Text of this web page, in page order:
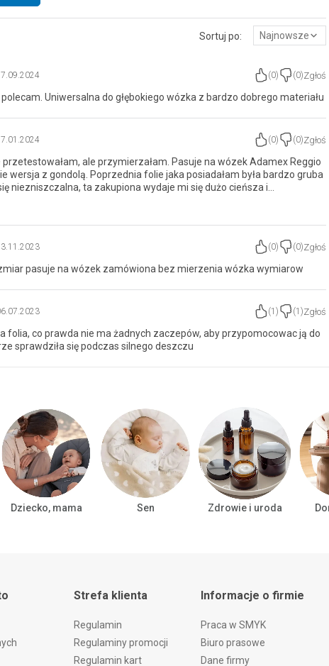
Sortuj po: Najnowsze
(0) (0)Zgłoś
Uniwersalna do głębokiego wózka z bardzo dobrego materiału
(0) (0)Zgłoś
przetestowałam, ale przymierzałam. Pasuje na wózek Adamex Reggio
wersja z gondolą. Poprzednia folie jaka posiadałam była bardzo gruba
niezniszczalna, ta zakupiona wydaje mi się dużo cieńsza i
czas pokaże.
(0) (0)Zgłoś
pasuje na wózek zamówiona bez mierzenia wózka wymiarow
(1 ) (1 )Zgłoś
folia, co prawda nie ma żadnych zaczepów, aby przypomocowac ją do
sprawdziła się podczas silnego deszczu
Dziecko, mama Sen Zdrowie i uroda
Strefa klienta
Regulamin
Regulaminy promocji
Regulamin kart
Informacje o firmie
Praca w SMYK
Biuro prasowe
Dane firmy